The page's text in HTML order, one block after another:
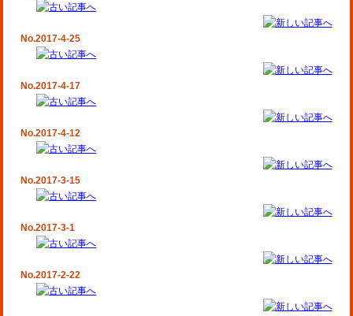
No.2017-4-25
No.2017-4-17
No.2017-4-12
No.2017-3-15
No.2017-3-1
No.2017-2-22